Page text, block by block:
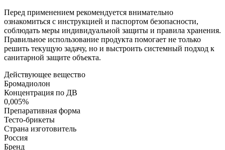
Перед применением рекомендуется внимательно
ознакомиться с инструкцией и паспортом безопасности,
соблюдать меры индивидуальной защиты и правила хранения.
Правильное использование продукта помогает не только
решить текущую задачу, но и выстроить системный подход к
санитарной защите объекта.
Действующее вещество
Бромадиолон
Концентрация по ДВ
0,005%
Препаративная форма
Тесто-брикеты
Страна изготовитель
Россия
Бренд